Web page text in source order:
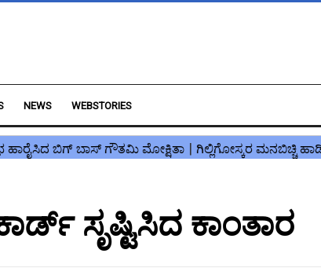
NEWS WEBSTORIES
ಸೃಷ್ಟಿಸಿದ ಕಾಂತಾರ